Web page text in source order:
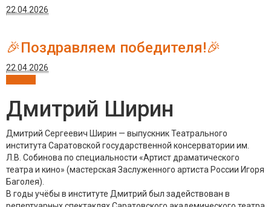
22.04.2026
🎉Поздравляем победителя!🎉
22.04.2026
Дмитрий Ширин
Дмитрий Сергеевич Ширин — выпускник Театрального
института Саратовской государственной консерватории им.
Л.В. Собинова по специальности «Артист драматического
театра и кино» (мастерская Заслуженного артиста России Игоря
Баголея).
В годы учёбы в институте Дмитрий был задействован в